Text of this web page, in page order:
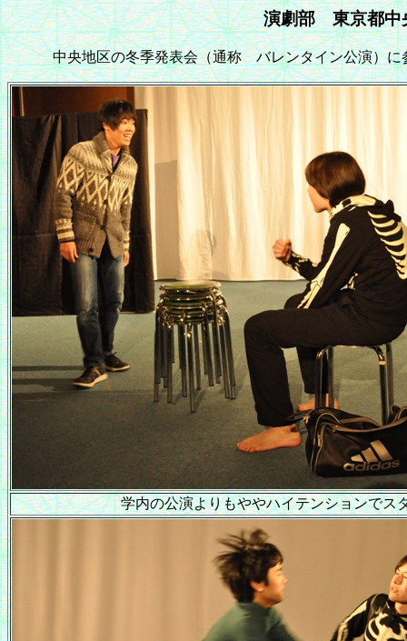
演劇部 東京都中
中央地区の冬季発表会（通称 バレンタイン公演）に
学内の公演よりもややハイテンションでス